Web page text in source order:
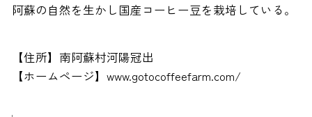
阿蘇の自然を生かし国産コーヒー豆を栽培している。
【住所】南阿蘇村河陽冠出
【ホームページ】www.gotocoffeefarm.com/